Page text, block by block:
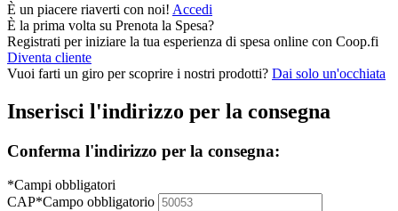
È un piacere riaverti con noi! Accedi
È la prima volta su Prenota la Spesa?
Registrati per iniziare la tua esperienza di spesa online con Coop.fi
Diventa cliente
Vuoi farti un giro per scoprire i nostri prodotti? Dai solo un'occhiata
Inserisci l'indirizzo per la consegna
Conferma l'indirizzo per la consegna:
*Campi obbligatori
CAP*Campo obbligatorio